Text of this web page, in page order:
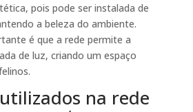
pois pode ser instalada de
a beleza do ambiente.
é que a rede permite a
de luz, criando um espaço
na rede